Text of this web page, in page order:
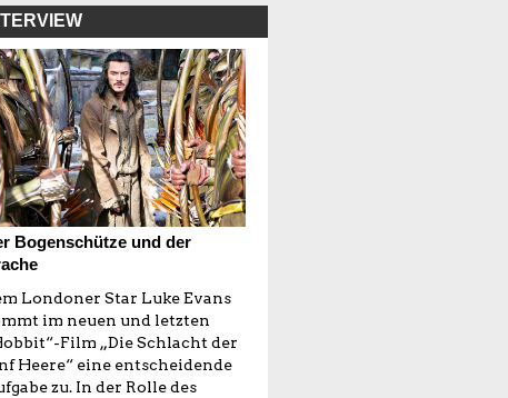
Bogenschütze und der
Londoner Star Luke Evans
im neuen und letzten
Film „Die Schlacht der
Heere“ eine entscheidende
zu. In der Rolle des